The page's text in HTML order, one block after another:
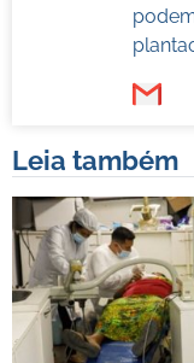
Leia também